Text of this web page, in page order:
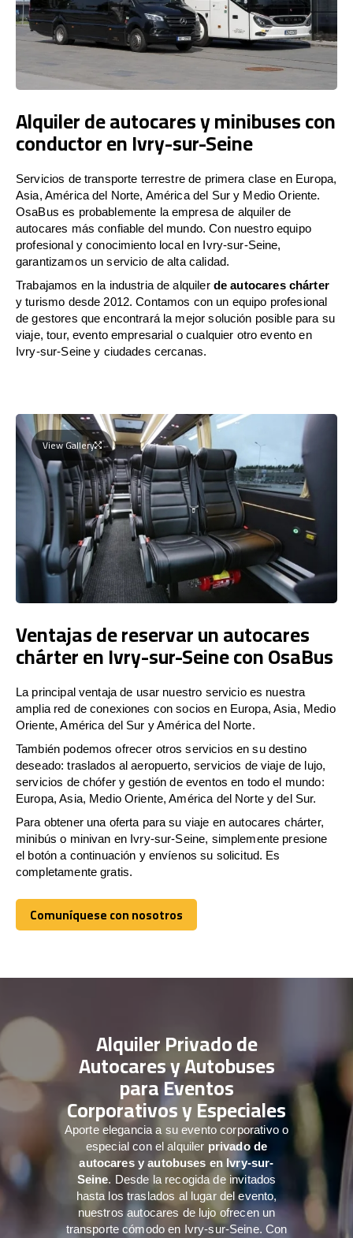
Alquiler de autocares y minibuses con
conductor en Ivry-sur-Seine
Servicios de transporte terrestre de primera clase en Europa,
Asia, América del Norte, América del Sur y Medio Oriente.
OsaBus es probablemente la empresa de alquiler de
autocares más confiable del mundo. Con nuestro equipo
profesional y conocimiento local en Ivry-sur-Seine,
garantizamos un servicio de alta calidad.
Trabajamos en la industria de alquiler de autocares chárter
y turismo desde 2012. Contamos con un equipo profesional
de gestores que encontrará la mejor solución posible para su
viaje, tour, evento empresarial o cualquier otro evento en
Ivry-sur-Seine y ciudades cercanas.
View Gallery
Ventajas de reservar un autocares
chárter en Ivry-sur-Seine con OsaBus
La principal ventaja de usar nuestro servicio es nuestra
amplia red de conexiones con socios en Europa, Asia, Medio
Oriente, América del Sur y América del Norte.
También podemos ofrecer otros servicios en su destino
deseado: traslados al aeropuerto, servicios de viaje de lujo,
servicios de chófer y gestión de eventos en todo el mundo:
Europa, Asia, Medio Oriente, América del Norte y del Sur.
Para obtener una oferta para su viaje en autocares chárter,
minibús o minivan en Ivry-sur-Seine, simplemente presione
el botón a continuación y envíenos su solicitud. Es
completamente gratis.
Comuníquese con nosotros
Comuníquese con nosotros
Alquiler Privado de
Autocares y Autobuses
para Eventos
Corporativos y Especiales
Aporte elegancia a su evento corporativo o
especial con el alquiler privado de
autocares y autobuses en Ivry-sur-
Seine. Desde la recogida de invitados
hasta los traslados al lugar del evento,
nuestros autocares de lujo ofrecen un
transporte cómodo en Ivry-sur-Seine. Con